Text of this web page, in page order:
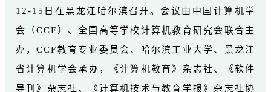
12-15日在黑龙江哈尔滨召开。会议由中国计算机学
会（CCF）、全国高等学校计算机教育研究会联合主
办，CCF教育专业委员会、哈尔滨工业大学、黑龙江
省计算机学会承办，《计算机教育》杂志社、《软件
导刊》杂志社、《计算机技术与教育学报》杂志社协